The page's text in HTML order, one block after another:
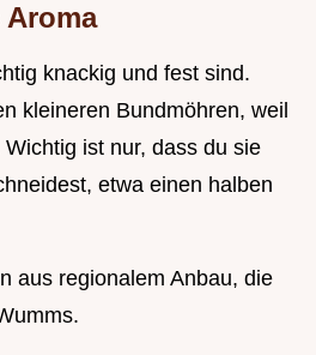
knackig und fest sind.
kleineren Bundmöhren, weil
ist nur, dass du sie
etwa einen halben
aus regionalem Anbau, die